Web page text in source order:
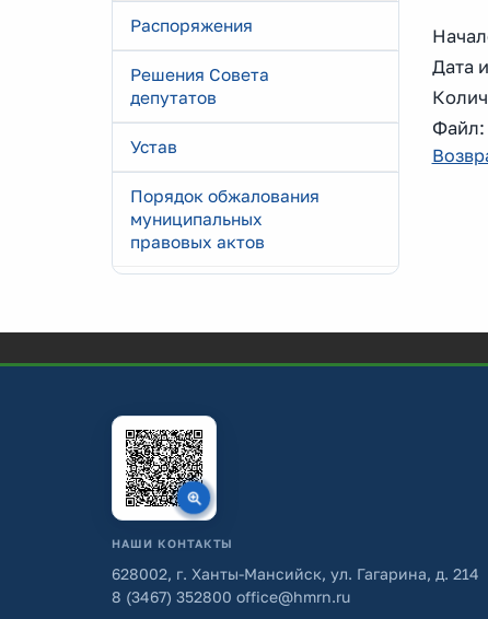
Распоряжения
Решения Совета
депутатов
Устав
Порядок обжалования
муниципальных
правовых актов
Дата
Файл:
НАШИ КОНТАКТЫ
628002, г. Ханты-Мансийск, ул. Гагарина, д. 214
8 (3467) 352800 office@hmrn.ru